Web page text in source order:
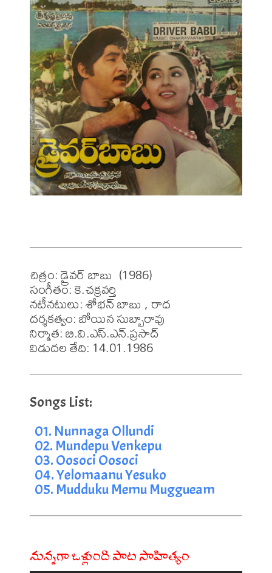
చిత్రం: డ్రైవర్ బాబు  (1986)
సంగీతం: కె.చక్రవర్తి
నటీనటులు: శోభన్ బాబు , రాధ
దర్శకత్వం: బోయిన సుబ్బారావు
నిర్మాత: బి.వి.ఎస్.ఎన్.ప్రసాద్
విడుదల తేది: 14.01.1986
01. Nunnaga Ollundi
02. Mundepu Venkepu
03. Oosoci Oosoci
04. Yelomaanu Yesuko
05. Mudduku Memu Muggueam
నున్నగా ఒళ్లుంది పాట సాహిత్యం